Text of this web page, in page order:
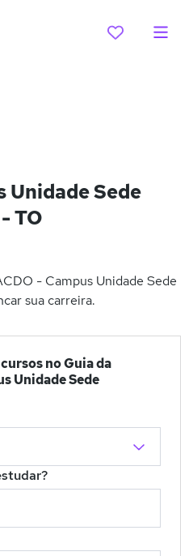
Unidade Sede
TO
- Campus Unidade Sede
sua carreira.
no Guia da
Unidade Sede